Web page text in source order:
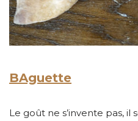
BAguette
Le goût ne s’invente pas, il